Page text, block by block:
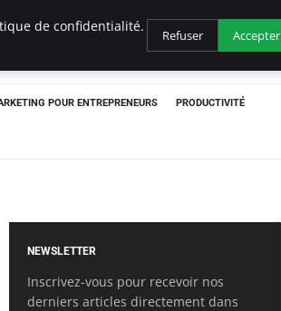
POUR ENTREPRENEURS PRODUCTIVITÉ
NEWSLETTER
Inscrivez-vous pour recevoir nos
derniers articles directement dans
de confidentialité.
Refuser Accepter